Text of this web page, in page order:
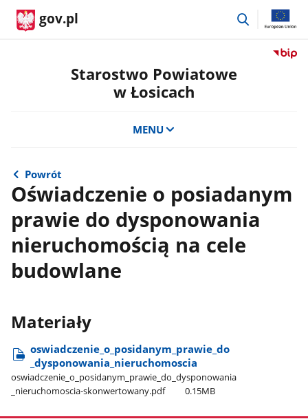
gov.pl
przejdź
Przejdź
Starostwo Powiatowe
w Łosicach
MENU
Powrót
Oświadczenie o posiadanym
prawie do dysponowania
nieruchomością na cele
budowlane
Materiały
oswiadczenie​_o​_posidanym​_prawie​_do​
_dysponowania​_nieruchomoscia
oswiadczenie​_o​_posidanym​_prawie​_do​_dysponowania​
_nieruchomoscia-skonwertowany.pdf
0.15MB